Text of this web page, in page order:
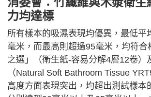
力均達標
所有樣本的吸濕表現均優異，最低平
毫米，而最高則超過95毫米，均符合
之選」（衛生紙-容易分解4層12卷）
（Natural Soft Bathroom Tissue
高度方面表現突出，均超出測試樣本